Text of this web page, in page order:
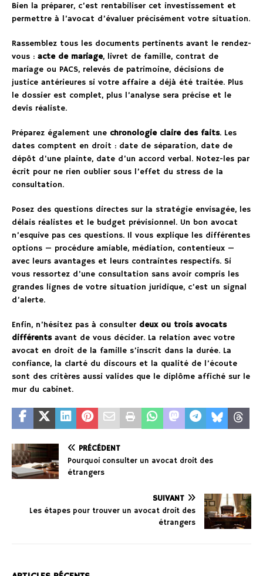
Bien la préparer, c’est rentabiliser cet investissement et
permettre à l’avocat d’évaluer précisément votre situation.
Rassemblez tous les documents pertinents avant le rendez-
vous : acte de mariage, livret de famille, contrat de
mariage ou PACS, relevés de patrimoine, décisions de
justice antérieures si votre affaire a déjà été traitée. Plus
le dossier est complet, plus l’analyse sera précise et le
devis réaliste.
Préparez également une chronologie claire des faits. Les
dates comptent en droit : date de séparation, date de
dépôt d’une plainte, date d’un accord verbal. Notez-les par
écrit pour ne rien oublier sous l’effet du stress de la
consultation.
Posez des questions directes sur la stratégie envisagée, les
délais réalistes et le budget prévisionnel. Un bon avocat
n’esquive pas ces questions. Il vous explique les différentes
options — procédure amiable, médiation, contentieux —
avec leurs avantages et leurs contraintes respectifs. Si
vous ressortez d’une consultation sans avoir compris les
grandes lignes de votre situation juridique, c’est un signal
d’alerte.
Enfin, n’hésitez pas à consulter deux ou trois avocats
différentsavant de vous décider. La relation avec votre
avocat en droit de la famille s’inscrit dans la durée. La
confiance, la clarté du discours et la qualité de l’écoute
sont des critères aussi valides que le diplôme affiché sur le
mur du cabinet.
PRÉCÉDENT
Pourquoi consulter un avocat droit des
étrangers
SUIVANT
Les étapes pour trouver un avocat droit des
étrangers